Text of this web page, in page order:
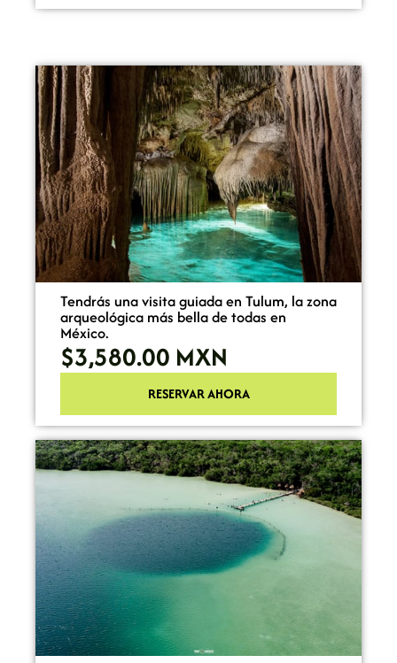
Tendrás una visita guiada en Tulum, la zona
arqueológica más bella de todas en
México.
$3,580.00 MXN
RESERVAR AHORA